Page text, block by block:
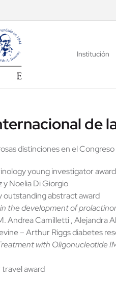
Institución
de
distinciones en el
young investigator award
y Noelia Di Giorgio
outstanding abstract award
the development of
Andrea Camilletti , Alejandra
– Arthur Riggs diabetes
with Oligonucleotide
award